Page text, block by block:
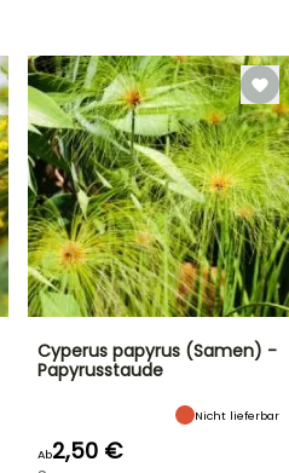
Cyperus papyrus (Samen) -
Papyrusstaude
Nicht lieferbar
Ab2,50 €